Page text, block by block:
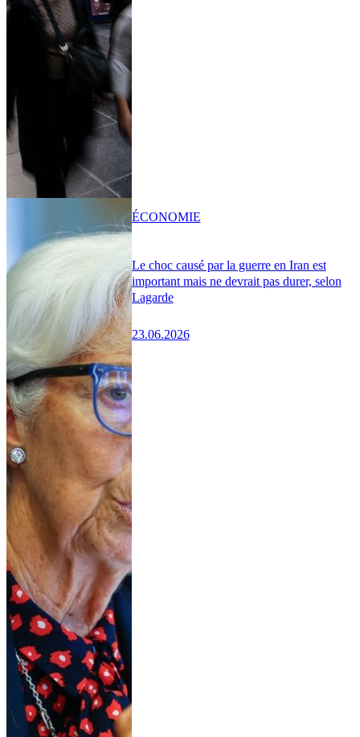
Le choc causé par la guerre en Iran est
important mais ne devrait pas durer, selon
Lagarde
23.06.2026
ÉCONOMIE